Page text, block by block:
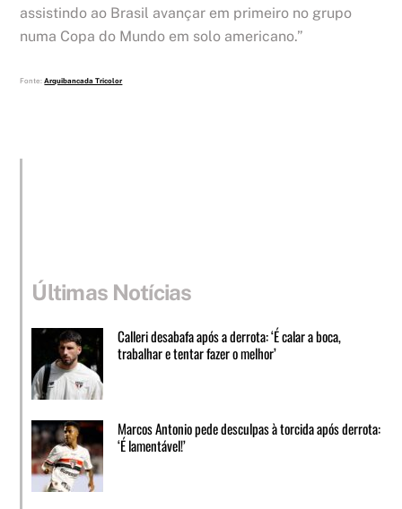
assistindo ao Brasil avançar em primeiro no grupo
numa Copa do Mundo em solo americano.”
Fonte:Arquibancada Tricolor
Últimas Notícias
Calleri desabafa após a derrota: ‘É calar a boca,
trabalhar e tentar fazer o melhor’
Marcos Antonio pede desculpas à torcida após derrota:
‘É lamentável!’